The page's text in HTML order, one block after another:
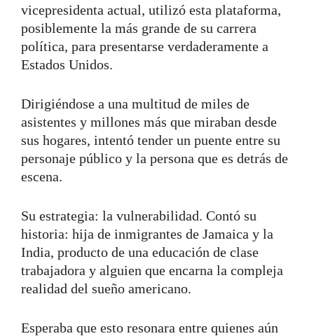
vicepresidenta actual, utilizó esta plataforma,
posiblemente la más grande de su carrera
política, para presentarse verdaderamente a
Estados Unidos.
Dirigiéndose a una multitud de miles de
asistentes y millones más que miraban desde
sus hogares, intentó tender un puente entre su
personaje público y la persona que es detrás de
escena.
Su estrategia: la vulnerabilidad. Contó su
historia: hija de inmigrantes de Jamaica y la
India, producto de una educación de clase
trabajadora y alguien que encarna la compleja
realidad del sueño americano.
Esperaba que esto resonara entre quienes aún